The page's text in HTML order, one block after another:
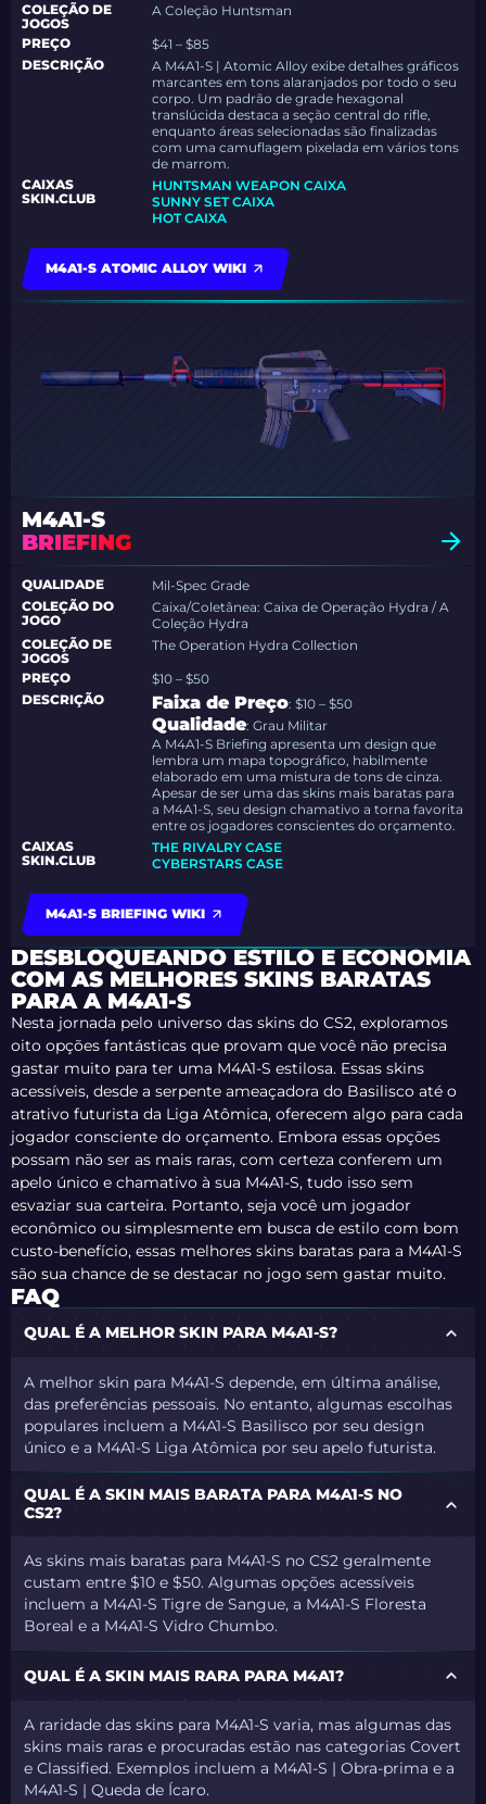
COLEÇÃO DE
JOGOS
A Coleção Huntsman
PREÇO
$41 – $85
DESCRIÇÃO
A M4A1-S | Atomic Alloy exibe detalhes gráficos
marcantes em tons alaranjados por todo o seu
corpo. Um padrão de grade hexagonal
translúcida destaca a seção central do rifle,
enquanto áreas selecionadas são finalizadas
com uma camuflagem pixelada em vários tons
de marrom.
CAIXAS
SKIN.CLUB
HUNTSMAN WEAPON CAIXA
SUNNY SET CAIXA
HOT CAIXA
M4A1-S ATOMIC ALLOY WIKI
M4A1-S
BRIEFING
QUALIDADE
Mil-Spec Grade
COLEÇÃO DO
JOGO
Caixa/Coletânea: Caixa de Operação Hydra / A
Coleção Hydra
COLEÇÃO DE
JOGOS
The Operation Hydra Collection
PREÇO
$10 – $50
DESCRIÇÃO
Faixa de Preço: $10 – $50
Qualidade: Grau Militar
A M4A1-S Briefing apresenta um design que
lembra um mapa topográfico, habilmente
elaborado em uma mistura de tons de cinza.
Apesar de ser uma das skins mais baratas para
a M4A1-S, seu design chamativo a torna favorita
entre os jogadores conscientes do orçamento.
CAIXAS
SKIN.CLUB
THE RIVALRY CASE
CYBERSTARS CASE
M4A1-S BRIEFING WIKI
DESBLOQUEANDO ESTILO E ECONOMIA
COM AS MELHORES SKINS BARATAS
PARA A M4A1-S
Nesta jornada pelo universo das skins do CS2, exploramos
oito opções fantásticas que provam que você não precisa
gastar muito para ter uma M4A1-S estilosa. Essas skins
acessíveis, desde a serpente ameaçadora do Basilisco até o
atrativo futurista da Liga Atômica, oferecem algo para cada
jogador consciente do orçamento. Embora essas opções
possam não ser as mais raras, com certeza conferem um
apelo único e chamativo à sua M4A1-S, tudo isso sem
esvaziar sua carteira. Portanto, seja você um jogador
econômico ou simplesmente em busca de estilo com bom
custo-benefício, essas melhores skins baratas para a M4A1-S
são sua chance de se destacar no jogo sem gastar muito.
FAQ
QUAL É A MELHOR SKIN PARA M4A1-S?
A melhor skin para M4A1-S depende, em última análise,
das preferências pessoais. No entanto, algumas escolhas
populares incluem a M4A1-S Basilisco por seu design
único e a M4A1-S Liga Atômica por seu apelo futurista.
QUAL É A SKIN MAIS BARATA PARA M4A1-S NO
CS2?
As skins mais baratas para M4A1-S no CS2 geralmente
custam entre $10 e $50. Algumas opções acessíveis
incluem a M4A1-S Tigre de Sangue, a M4A1-S Floresta
Boreal e a M4A1-S Vidro Chumbo.
QUAL É A SKIN MAIS RARA PARA M4A1?
A raridade das skins para M4A1-S varia, mas algumas das
skins mais raras e procuradas estão nas categorias Covert
e Classified. Exemplos incluem a M4A1-S | Obra-prima e a
M4A1-S | Queda de Ícaro.